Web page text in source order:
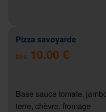
Pizza savoyarde
Dès 10.00 €
Base sauce tomate,
terre, chèvre, fromage